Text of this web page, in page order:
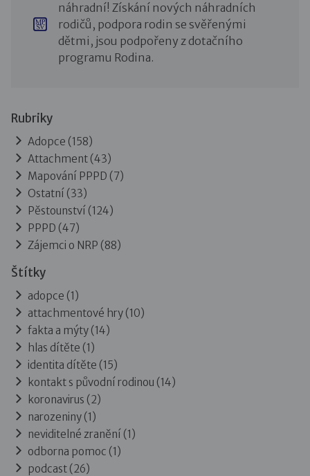
náhradní! Získání nových náhradních
rodičů, podpora rodin se svěřenými
dětmi, jsou podpořeny z dotačního
programu Rodina.
Rubriky
Adopce (158)
Attachment (43)
Mapování PPPD (7)
Ostatní (33)
Pěstounství (124)
PPPD (47)
Zájemci o NRP (88)
Štítky
adopce (1)
attachmentové hry (10)
fakta a mýty (14)
hlas dítěte (1)
identita dítěte (15)
kontakt s původní rodinou (14)
koronavirus (2)
narozeniny (1)
neviditelné zranění (1)
odborna pomoc (1)
podcast (26)